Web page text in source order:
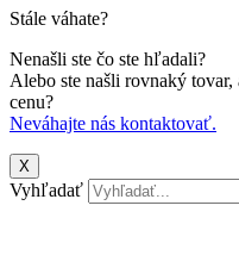
Stále váhate?
Nenašli ste čo ste hľadali?
Alebo ste našli rovnaký
cenu?
Neváhajte nás kontaktovať.
X
Vyhľadať